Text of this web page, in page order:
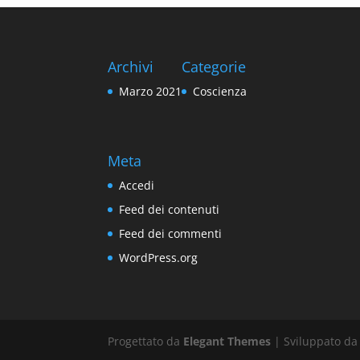
Archivi
Marzo 2021
Categorie
Coscienza
Meta
Accedi
Feed dei contenuti
Feed dei commenti
WordPress.org
Progettato da Elegant Themes | Sviluppato